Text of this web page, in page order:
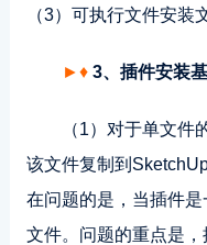
（3）可执行文件安装
►♦ 3、插件安装基
（1）对于单文件
该文件复制到
在问题的是，当插件
文件。问题的重点是